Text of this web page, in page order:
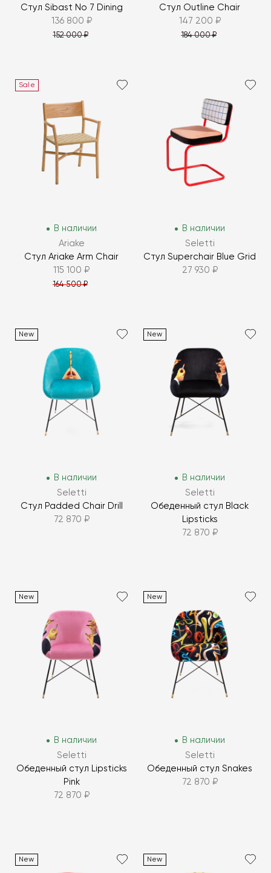
Стул Sibast No 7 Dining
136 800 ₽
152 000 ₽
Стул Outline Chair
147 200 ₽
184 000 ₽
Sale
В наличии
Ariake
Стул Ariake Arm Chair
115 100 ₽
164 500 ₽
В наличии
Seletti
Стул Superchair Blue Grid
27 930 ₽
New
В наличии
Seletti
Стул Padded Chair Drill
72 870 ₽
New
В наличии
Seletti
Обеденный стул Black
Lipsticks
72 870 ₽
New
В наличии
Seletti
Обеденный стул Lipsticks
Pink
72 870 ₽
New
В наличии
Seletti
Обеденный стул Snakes
72 870 ₽
New New